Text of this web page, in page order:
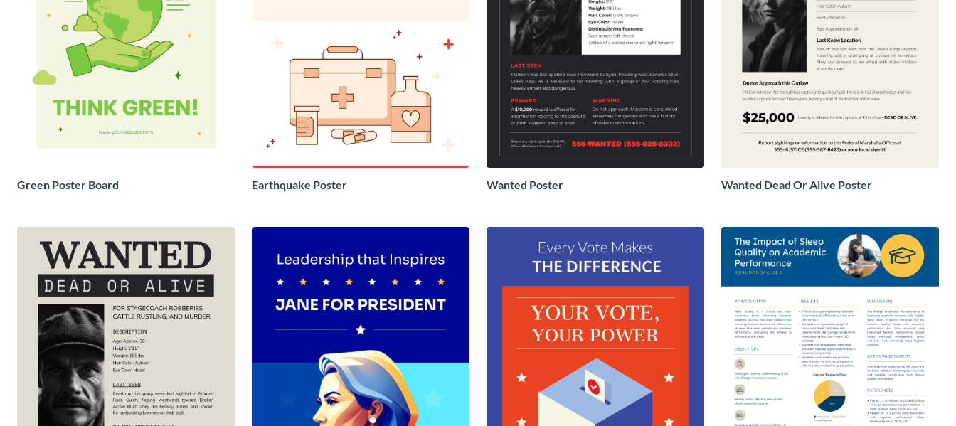
Green Poster Board Earthquake Poster Wanted Poster Wanted Dead Or Alive Poster